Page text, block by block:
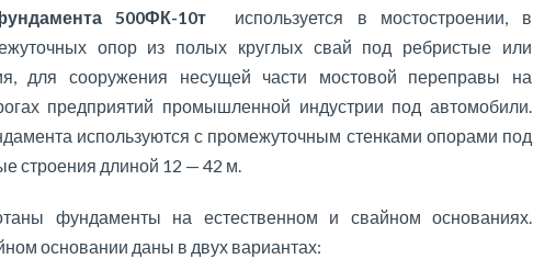
500ФК-10т используется в мостостроении, в
опор из полых круглых свай под ребристые или
для сооружения несущей части мостовой переправы на
предприятий промышленной индустрии под автомобили.
используются с промежуточным стенками опорами под
строения длиной 12 — 42 м.
фундаменты на естественном и свайном основаниях.
основании даны в двух вариантах: